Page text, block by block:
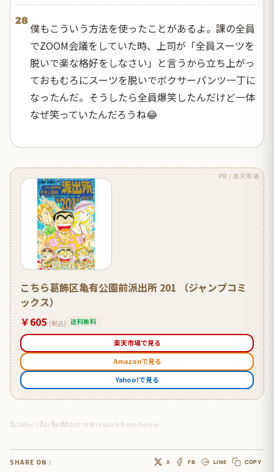
28
僕もこういう方法を使ったことがあるよ。課の全員
でZOOM会議をしていた時、上司が「全員スーツを
脱いで楽な格好をしなさい」と言うから立ち上がっ
ておもむろにスーツを脱いでボクサーパンツ一丁に
なったんだ。そうしたら全員爆笑したんだけど一体
なぜ笑っていたんだろうね😂
PR / 楽天市場
こちら葛飾区亀有公園前派出所 201 （ジャンプコミ
ックス）
￥605 (税込) 送料無料
楽天市場で見る
Amazonで見る
Yahoo!で見る
นี่แหละ! เสื้อเชิ้ตที่ต้องการช่วง work from home
SHARE ON : X FB LINE COPY